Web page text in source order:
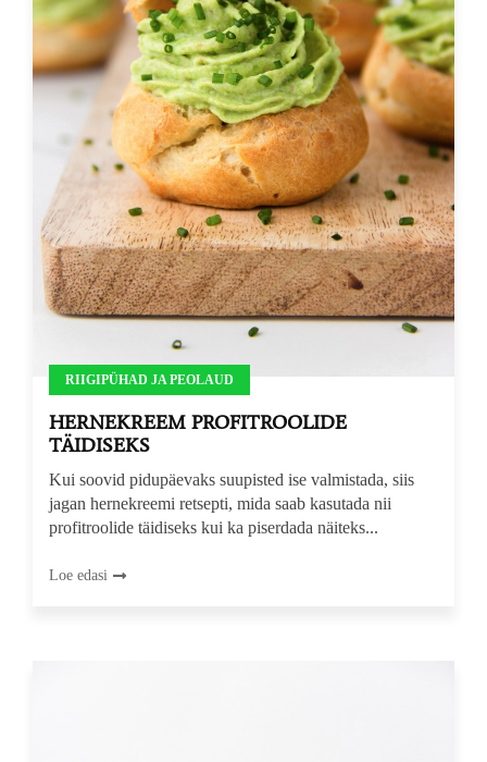
RIIGIPÜHAD JA PEOLAUD
HERNEKREEM PROFITROOLIDE
TÄIDISEKS
Kui soovid pidupäevaks suupisted ise valmistada, siis
jagan hernekreemi retsepti, mida saab kasutada nii
profitroolide täidiseks kui ka piserdada näiteks...
Loe edasi